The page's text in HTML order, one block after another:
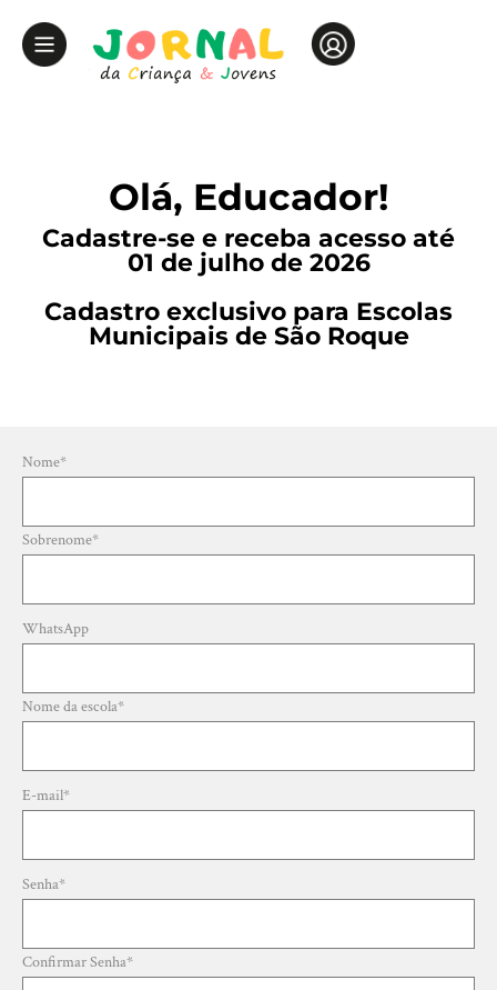
Olá, Educador!
Cadastre-se e receba acesso até
01 de julho de 2026
Cadastro exclusivo para Escolas
Municipais de São Roque
Nome*
Sobrenome*
WhatsApp
Nome da escola*
E-mail*
Senha*
Confirmar Senha*